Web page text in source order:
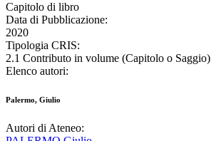
Capitolo di libro
Data di Pubblicazione:
2020
Tipologia CRIS:
2.1 Contributo in volume (Capitolo o Saggio)
Elenco autori:
Palermo, Giulio
Autori di Ateneo: